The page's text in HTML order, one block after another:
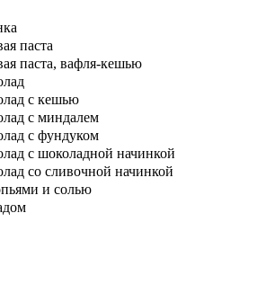
паста
паста, вафля-кешью
с кешью
с миндалем
с фундуком
с шоколадной начинкой
со сливочной начинкой
и солью